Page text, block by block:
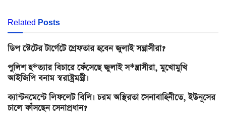
Related Posts
ডিপ স্টেটের টার্গেটে গ্রেফতার হবেন জুলাই সন্ত্রাসীরা?
পুলিশ হ*ত্যার বিচারে ফেঁসেছে জুলাই স*ন্ত্রাসীরা, মুখোমুখি
আইজিপি বনাম স্বরাষ্ট্রমন্ত্রী।
ক্যান্টনমেন্টে লিফলেট বিলি। চরম অস্থিরতা সেনাবাহিনীতে, ইউনূসের
চালে ফাঁসছেন সেনাপ্রধান?